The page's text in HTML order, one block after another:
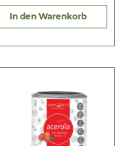
In den Warenkorb